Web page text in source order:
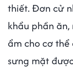
thiết. Đơn cử
khẩu phần
ẩm cho cơ
sưng mặt